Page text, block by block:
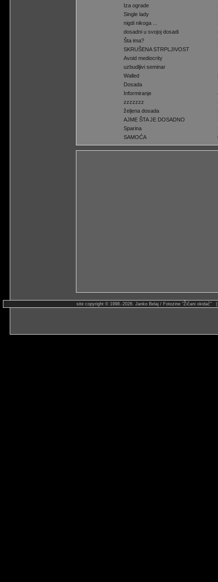
Iza ograde
Single lady
nigdi nikoga ...
dosadni u svojoj dosadi
Šta ima?
SKRUŠENA STRPLJIVOST
Avoid mediocrity
uzbudljivi seminar
Walled
Dosada
Informiranje
zzzzzzz
željena dosada
AJME ŠTA JE DOSADNO
Sparina
SAMOĆA
site copyright © 1998.-2026. Janko Belaj / Fotozine "Žičani okidač"